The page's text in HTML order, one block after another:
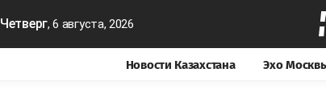
Четверг, 6 августа, 2026
Новости Казахстана Эхо